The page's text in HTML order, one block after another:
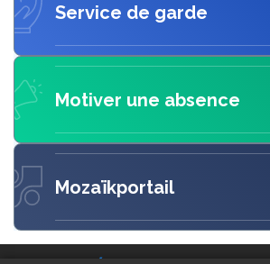
Service de garde
Motiver une absence
Mozaïkportail